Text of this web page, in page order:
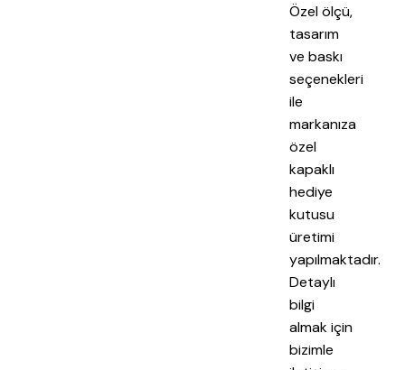
Özel ölçü,
tasarım
ve baskı
seçenekleri
ile
markanıza
özel
kapaklı
hediye
kutusu
üretimi
yapılmaktadır.
Detaylı
bilgi
almak için
bizimle